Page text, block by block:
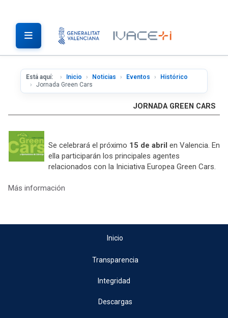
Está aquí: Inicio Noticias Eventos
Histórico
Jornada Green Cars
JORNADA GREEN CARS
Se celebrará el próximo 15 de abril en Valencia. En
ella participarán los principales agentes
relacionados con la Iniciativa Europea Green Cars.
Más información
Inicio
Transparencia
Integridad
Descargas